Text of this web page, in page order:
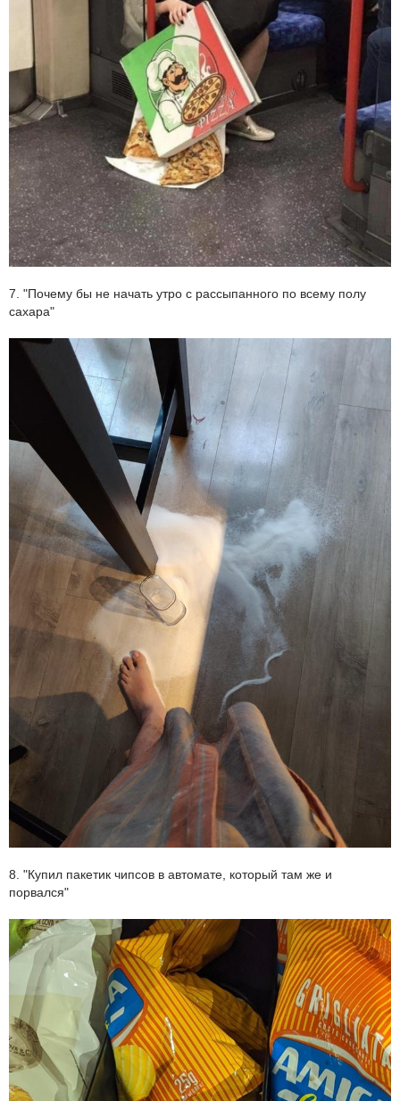
7. "Почему бы не начать утро с рассыпанного по всему полу
сахара"
8. "Купил пакетик чипсов в автомате, который там же и
порвался"